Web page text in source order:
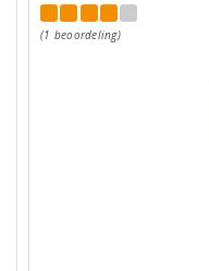
(1 beoordeling)